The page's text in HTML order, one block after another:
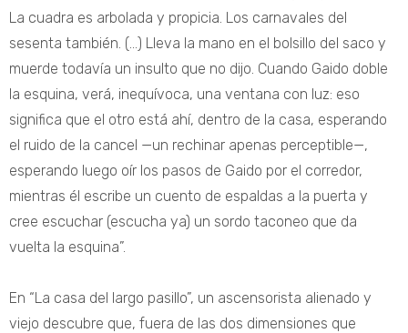
La cuadra es arbolada y propicia. Los carnavales del
sesenta también. (…) Lleva la mano en el bolsillo del saco y
muerde todavía un insulto que no dijo. Cuando Gaido doble
la esquina, verá, inequívoca, una ventana con luz: eso
significa que el otro está ahí, dentro de la casa, esperando
el ruido de la cancel —un rechinar apenas perceptible—,
esperando luego oír los pasos de Gaido por el corredor,
mientras él escribe un cuento de espaldas a la puerta y
cree escuchar (escucha ya) un sordo taconeo que da
vuelta la esquina”.
En “La casa del largo pasillo”, un ascensorista alienado y
viejo descubre que, fuera de las dos dimensiones que